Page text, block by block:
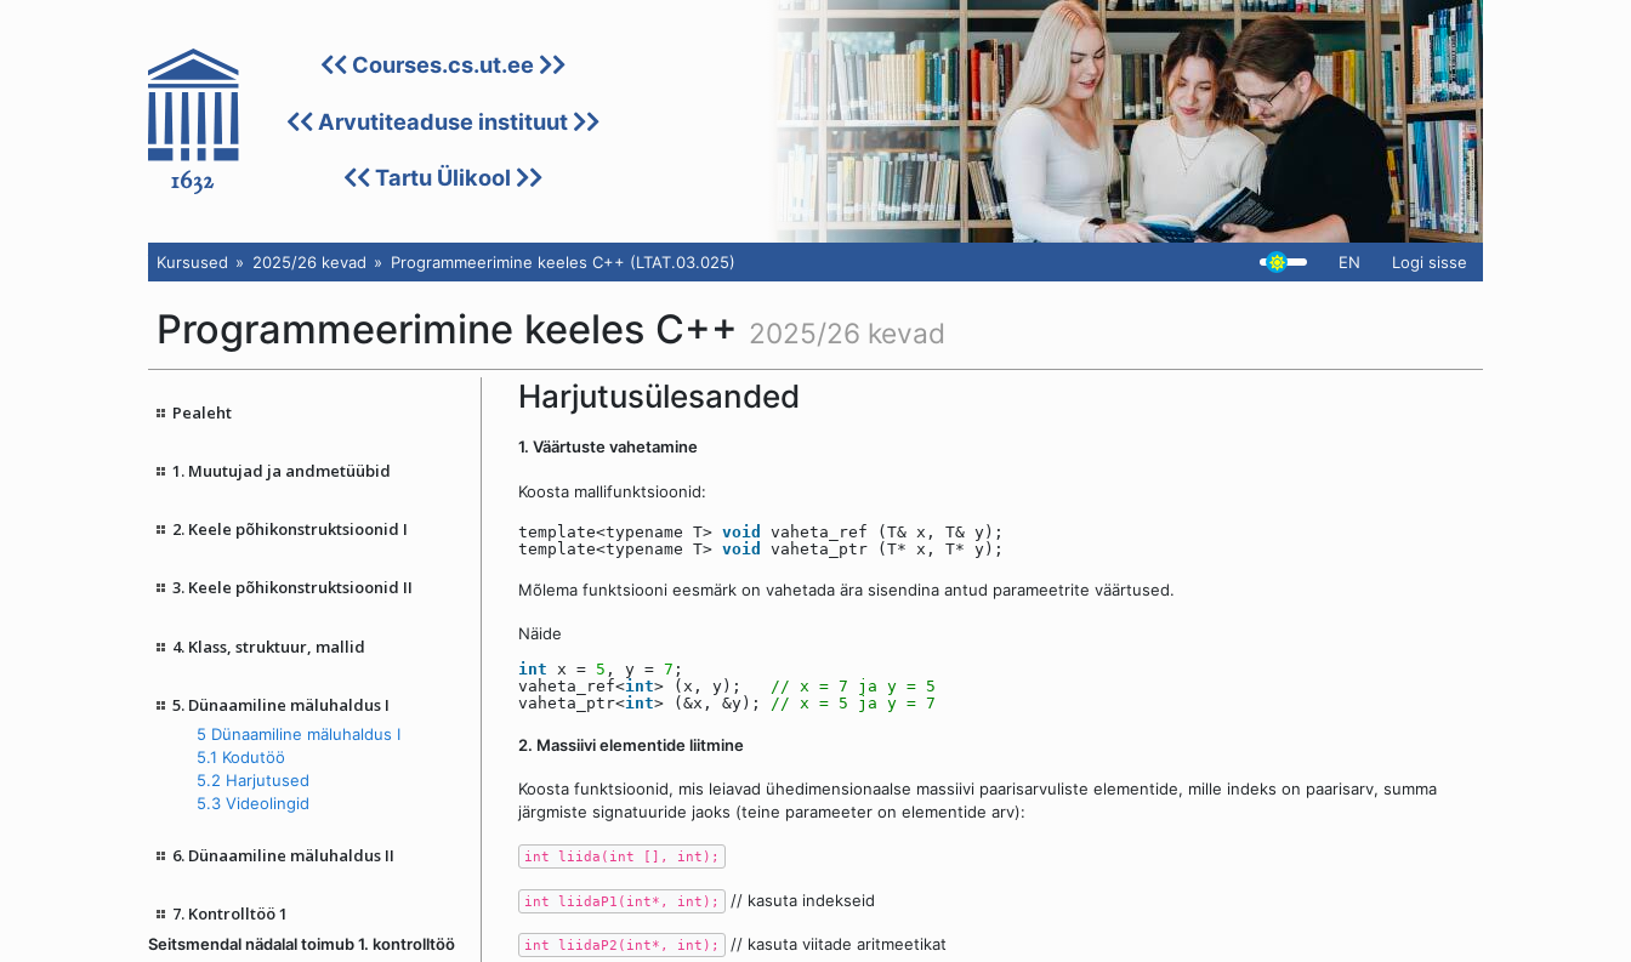
Courses.cs.ut.ee
Arvutiteaduse instituut
Tartu Ülikool
Kursused 2025/26 kevad Programmeerimine keeles C++ (LTAT.03.025) EN Logi sisse
Programmeerimine keeles C++ 2025/26 kevad
Pealeht
1. Muutujad ja andmetüübid
2. Keele põhikonstruktsioonid I
3. Keele põhikonstruktsioonid II
4. Klass, struktuur, mallid
5. Dünaamiline mäluhaldus I
5 Dünaamiline mäluhaldus I
5.1 Kodutöö
5.2 Harjutused
5.3 Videolingid
6. Dünaamiline mäluhaldus II
7. Kontrolltöö 1
Seitsmendal nädalal toimub 1. kontrolltöö
Harjutusülesanded
1. Väärtuste vahetamine
Koosta mallifunktsioonid:
template<typename T> void
vaheta_ref (T& x, T& y);
template<typename T> void vaheta_ptr (T* x, T* y);
Mõlema funktsiooni eesmärk on vahetada ära sisendina antud parameetrite väärtused.
Näide
int x = 5 , y = 7 ;
vaheta_ref<int> (x, y); // x = 7 ja y = 5
vaheta_ptr<int> (&x, &y); // x = 5 ja y = 7
2. Massiivi elementide liitmine
Koosta funktsioonid, mis leiavad ühedimensionaalse massiivi paarisarvuliste elementide, mille indeks on paarisarv, summa
järgmiste signatuuride jaoks (teine parameeter on elementide arv):
int liida(int [], int);
int liidaP1(int*, int); // kasuta indekseid
int liidaP2(int*, int); // kasuta viitade aritmeetikat